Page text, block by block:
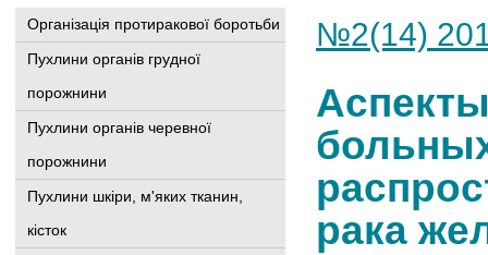
Організація протиракової боротьби
Пухлини органів грудної
порожнини
Пухлини органів черевної
порожнини
Пухлини шкіри, м'яких тканин,
кісток
№2(14)
рака